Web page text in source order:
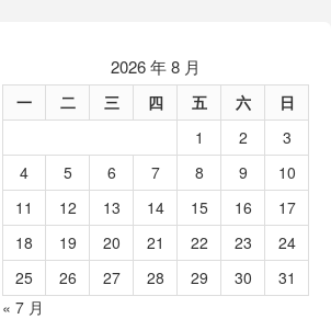
2026 年 8 月
一 二 三 四 五 六
日
1
2
3
4
5 6 7 8 9
10
11
12 13 14 15 16
17
18
19 20 21 22 23
24
25
26 27 28 29 30
31
« 7 月